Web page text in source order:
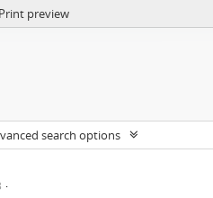
Print preview
search options